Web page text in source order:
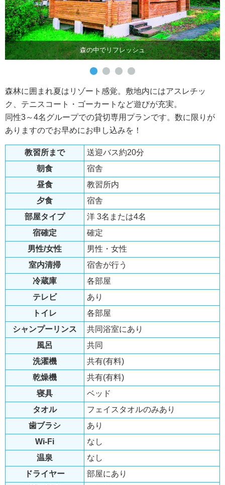
森の中でリフレッシュ
森林に囲まれ夏はリゾート感覚。敷地内にはアスレチッ
ク、テニスコート・ゴーカートなど遊びが充実。
同性3～4名グループでの貸切専用プランです。数に限りが
ありますのでお早めにお申し込みを！
教習所まで
送迎バス約20分
朝食
宿舎
昼食
教習所内
夕食
宿舎
部屋タイプ
洋 3名または4名
宿確定
確定
男性/女性
男性・女性
室内清掃
宿舎が行う
冷蔵庫
各部屋
テレビ
あり
トイレ
各部屋
シャンプーリンス
共同浴室にあり
風呂
共同
洗濯機
共有(有料)
乾燥機
共有(有料)
寝具
ベッド
タオル
フェイスタオルのみあり
歯ブラシ
あり
Wi-Fi
なし
温泉
なし
ドライヤー
部屋にあり